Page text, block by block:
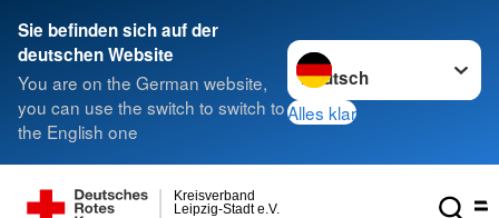
Sie befinden sich auf der
deutschen Website
You are on the German website,
you can use the switch to switch to
the English one
Sprache wechseln zu
Alles klar
Leipzig-Stadt e.V.
Kreisverband